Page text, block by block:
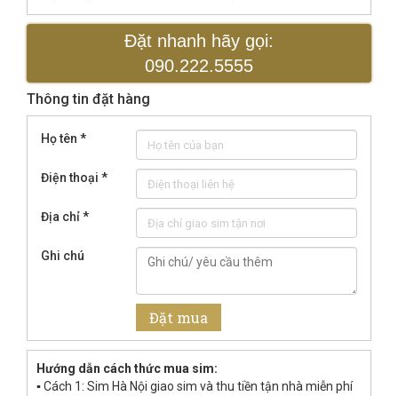
Đặt nhanh hãy gọi:
090.222.5555
Thông tin đặt hàng
Họ tên *
Điện thoại *
Địa chỉ*
Ghi chú
Hướng dẫn cách thức mua sim:
▪ Cách 1: Sim Hà Nội giao sim và thu tiền tận nhà miễn phí